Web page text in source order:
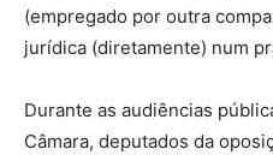
(empregado por outra
jurídica (diretamente) num
Durante as audiências
Câmara, deputados da